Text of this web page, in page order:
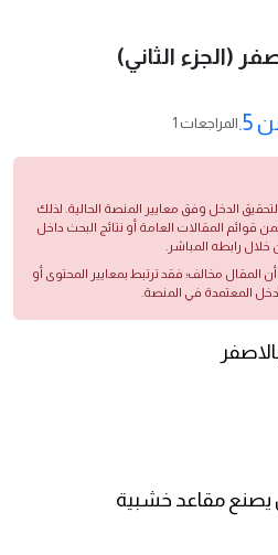
(الجزء الثاني)
1 المراجعات
الدخل وفق معايير المنصة الحالية. لذلك
قوائم المقالات العامة أو نتائج البحث داخل
رابطه المباشر.
المقال مخالف؛ فقد ترتبط بمعايير المحتوى أو
المعتمدة في المنصة.
يصنع مقاعد خشبية